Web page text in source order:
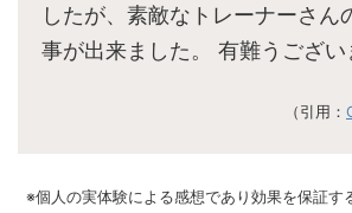
したが、素敵なトレーナーさん
事が出来ました。 有難うござい
（引用：
※個人の実体験による感想であり効果を保証す